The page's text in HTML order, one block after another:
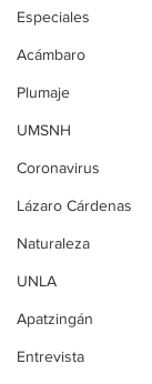
Especiales
Acámbaro
Plumaje
UMSNH
Coronavirus
Lázaro Cárdenas
Naturaleza
UNLA
Apatzingán
Entrevista